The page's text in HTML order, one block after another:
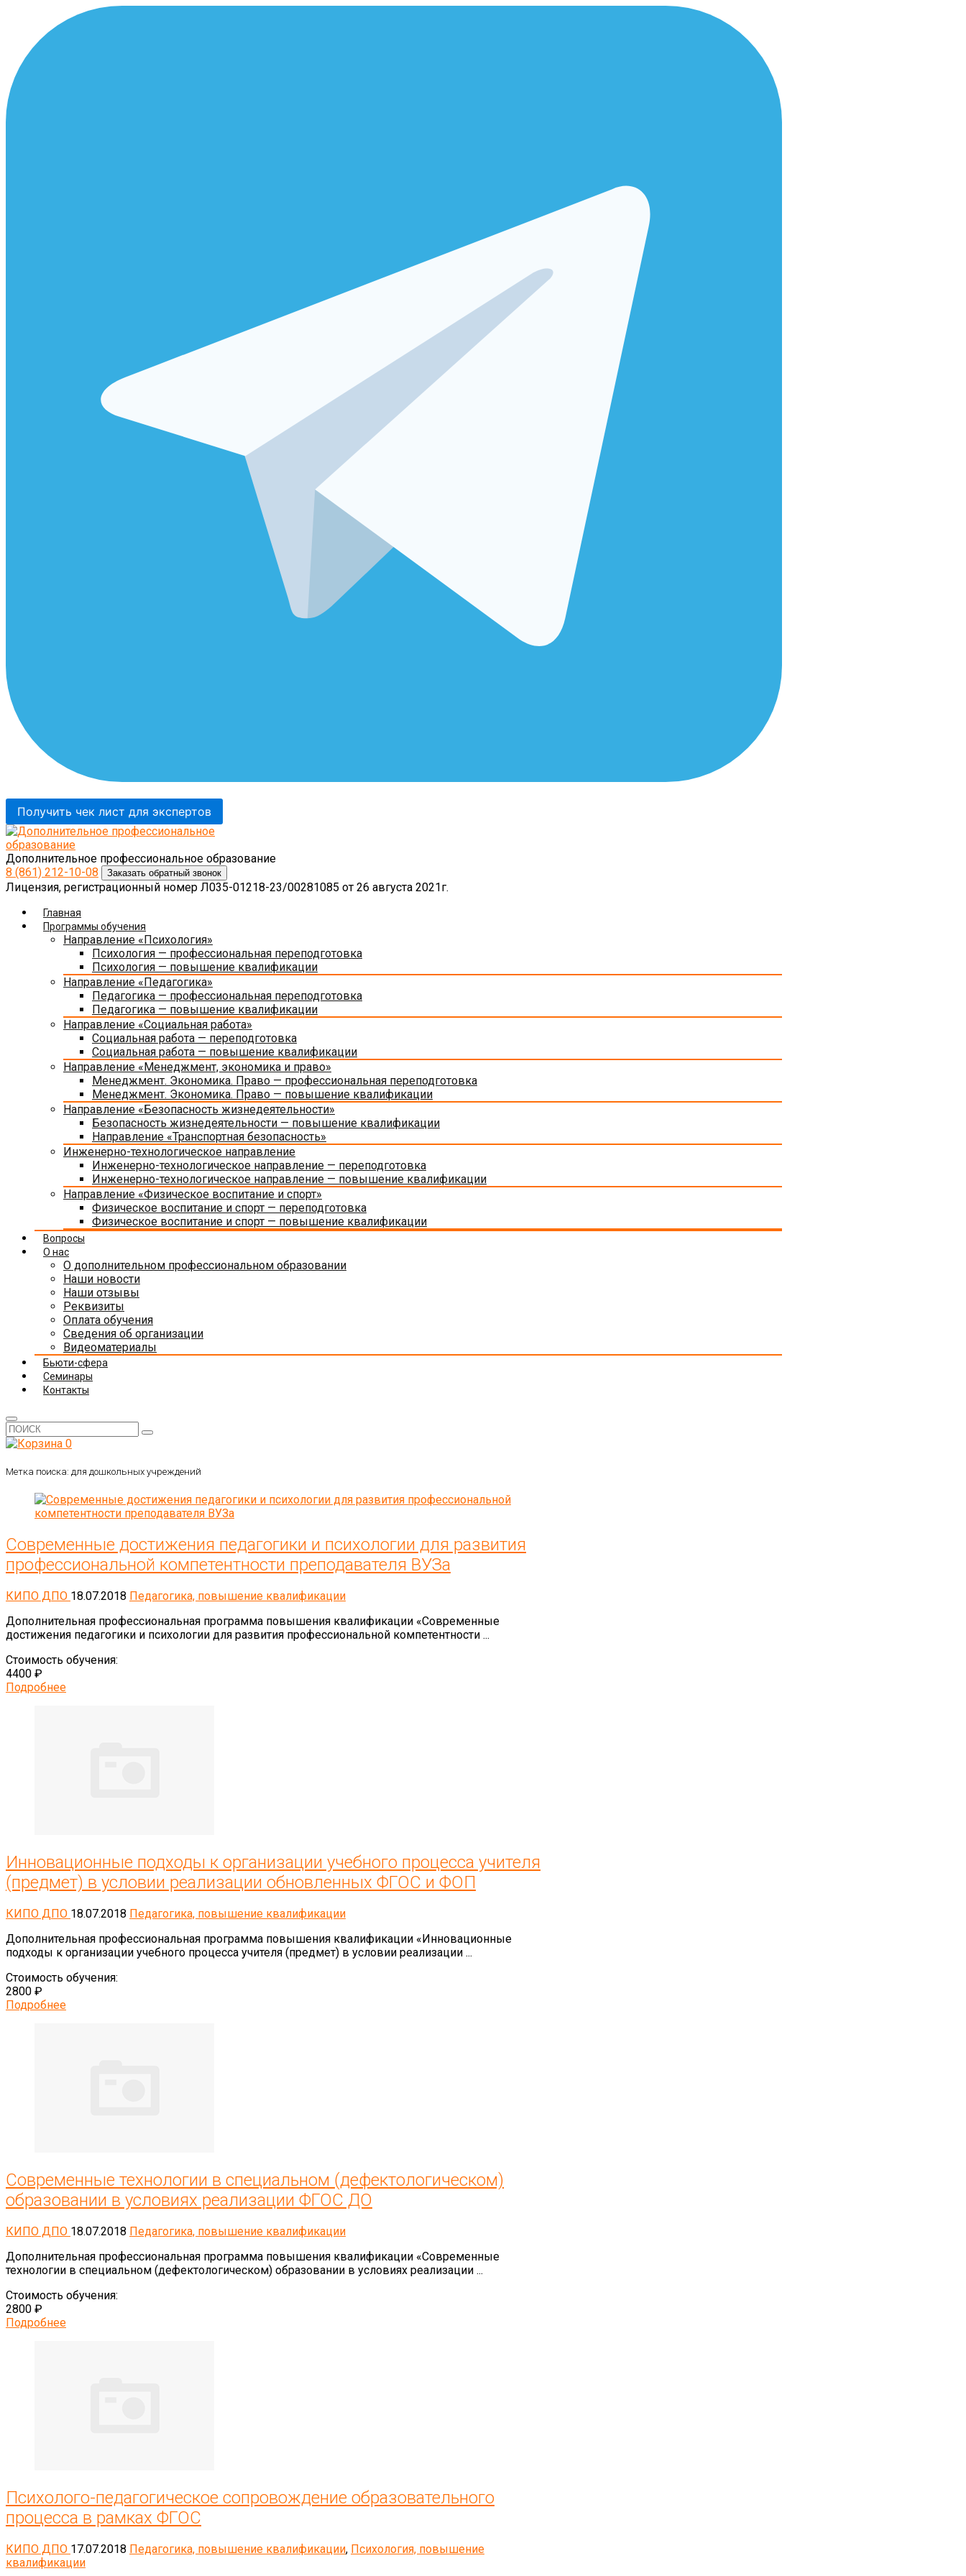
Получить чек лист для экспертов
Дополнительное профессиональное образование
8 (861) 212-10-08 Заказать обратный звонок
Лицензия, регистрационный номер Л035-01218-23/00281085 от 26 августа 2021г.
Главная
Программы обучения
Направление «Психология»
Психология — профессиональная переподготовка
Психология — повышение квалификации
Направление «Педагогика»
Педагогика — профессиональная переподготовка
Педагогика — повышение квалификации
Направление «Социальная работа»
Социальная работа — переподготовка
Социальная работа — повышение квалификации
Направление «Менеджмент, экономика и право»
Менеджмент. Экономика. Право — профессиональная переподготовка
Менеджмент. Экономика. Право — повышение квалификации
Направление «Безопасность жизнедеятельности»
Безопасность жизнедеятельности — повышение квалификации
Направление «Транспортная безопасность»
Инженерно-технологическое направление
Инженерно-технологическое направление — переподготовка
Инженерно-технологическое направление — повышение квалификации
Направление «Физическое воспитание и спорт»
Физическое воспитание и спорт — переподготовка
Физическое воспитание и спорт — повышение квалификации
Вопросы
О нас
О дополнительном профессиональном образовании
Наши новости
Наши отзывы
Реквизиты
Оплата обучения
Сведения об организации
Видеоматериалы
Бьюти-сфера
Семинары
Контакты
0
Метка поиска: для дошкольных учреждений
Современные достижения педагогики и психологии для развития
профессиональной компетентности преподавателя ВУЗа
КИПО ДПО 18.07.2018 Педагогика, повышение квалификации
Дополнительная профессиональная программа повышения квалификации «Современные
достижения педагогики и психологии для развития профессиональной компетентности ...
Стоимость обучения:
4400 ₽
Подробнее
Инновационные подходы к организации учебного процесса учителя
(предмет) в условии реализации обновленных ФГОС и ФОП
КИПО ДПО 18.07.2018 Педагогика, повышение квалификации
Дополнительная профессиональная программа повышения квалификации «Инновационные
подходы к организации учебного процесса учителя (предмет) в условии реализации ...
Стоимость обучения:
2800 ₽
Подробнее
Современные технологии в специальном (дефектологическом)
образовании в условиях реализации ФГОС ДО
КИПО ДПО 18.07.2018 Педагогика, повышение квалификации
Дополнительная профессиональная программа повышения квалификации «Современные
технологии в специальном (дефектологическом) образовании в условиях реализации ...
Стоимость обучения:
2800 ₽
Подробнее
Психолого-педагогическое сопровождение образовательного
процесса в рамках ФГОС
КИПО ДПО 17.07.2018 Педагогика, повышение квалификации, Психология, повышение
квалификации